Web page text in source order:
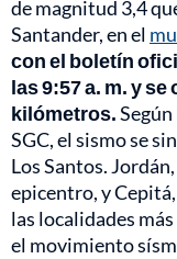
de magnitud 3,4
Santander, en el
con el boletín
las 9:57 a. m. y
kilómetros.
SGC, el sismo se
Los Santos.
epicentro, y
las localidades
el movimiento